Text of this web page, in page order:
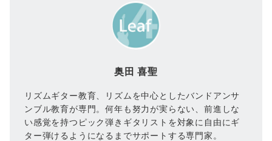
奥田 喜聖
リズムギター教育、リズムを中心としたバンドアンサ
ンブル教育が専門。何年も努力が実らない、前進しな
い感覚を持つピック弾きギタリストを対象に自由にギ
ター弾けるようになるまでサポートする専門家。